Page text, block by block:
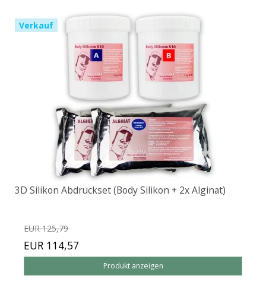
Verkauf
3D Silikon Abdruckset (Body Silikon + 2x Alginat)
EUR 125,79
EUR 114,57
Produkt anzeigen